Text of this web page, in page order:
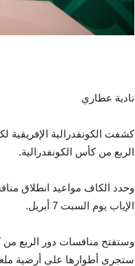
نادية عطاري
كشفت الكونفدرالية الإفريقية
الربع من كأس الكونفدرالية.
الإياب يوم السبت 7 أبريل.
وستفتح منافسات دور الربع من
ستجرى أطوارها على أرضية ملعب